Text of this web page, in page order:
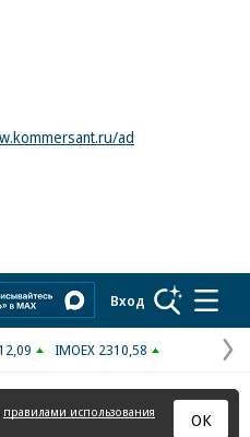
ad
Вход
IMOEX 2310,58
правилами использования
ОК